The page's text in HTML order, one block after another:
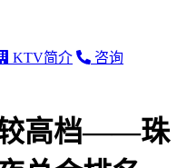
KTV简介
咨询
高档——珠